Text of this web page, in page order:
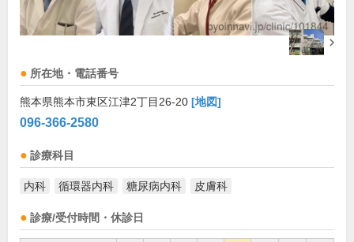
所在地・電話番号
熊本県熊本市東区江津2丁目26-20 [地図]
096-366-2580
診療科目
内科 循環器内科 糖尿病内科 皮膚科
診療/受付時間・休診日